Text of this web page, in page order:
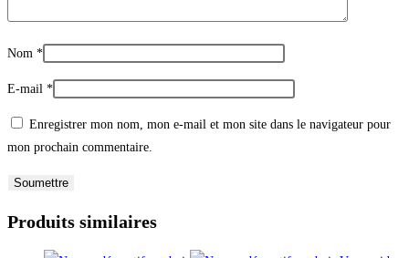
Nom *
E-mail *
Enregistrer mon nom, mon e-mail et mon site dans le navigateur pour
mon prochain commentaire.
Produits similaires